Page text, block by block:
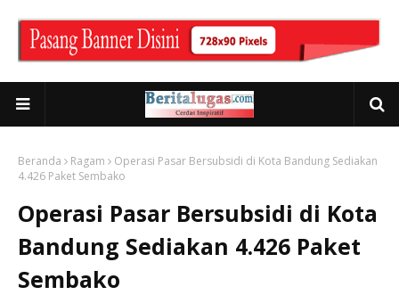
Beranda Ragam
Operasi Pasar Bersubsidi di Kota Bandung Sediakan
4.426 Paket Sembako
Operasi Pasar Bersubsidi di Kota
Bandung Sediakan 4.426 Paket
Sembako